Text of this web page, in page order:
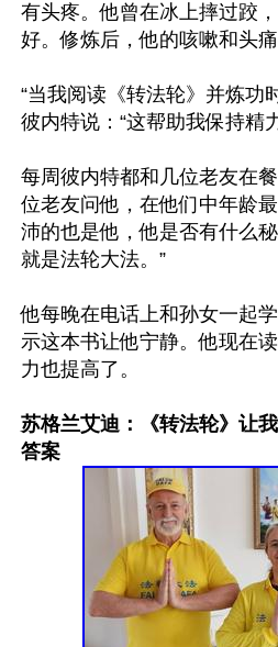
有头疼。他曾在冰上摔过跤
好。修炼后，他的咳嗽和头痛
“当我阅读《转法轮》并炼功
彼内特说：“这帮助我保持精
每周彼内特都和几位老友在
位老友问他，在他们中年龄
沛的也是他，他是否有什么
就是法轮大法。”
他每晚在电话上和孙女一起
示这本书让他宁静。他现在
力也提高了。
苏格兰艾迪：《转法轮》让
答案